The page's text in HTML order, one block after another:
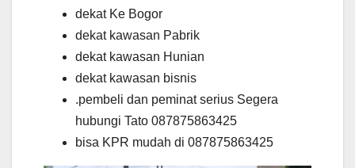
dekat Ke Bogor
dekat kawasan Pabrik
dekat kawasan Hunian
dekat kawasan bisnis
.pembeli dan peminat serius Segera
hubungi Tato 087875863425
bisa KPR mudah di 087875863425